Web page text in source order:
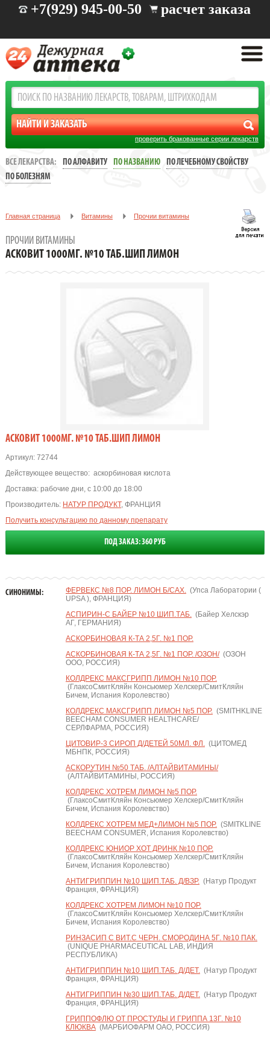
+7(929) 945-00-50 расчет заказа
проверить бракованные серии лекарств
ВСЕ ЛЕКАРСТВА: ПО АЛФАВИТУ ПО НАЗВАНИЮ
ПО ЛЕЧЕБНОМУ СВОЙСТВУ
ПО БОЛЕЗНЯМ
Главная страница Витамины Прочии витамины
ПРОЧИИ ВИТАМИНЫ
АСКОВИТ 1000МГ. №10 ТАБ.ШИП ЛИМОН
АСКОВИТ 1000МГ. №10 ТАБ.ШИП ЛИМОН
Артикул:72744
Действующее вещество: аскорбиновая кислота
Доставка: рабочие дни, с 10:00 до 18:00
Производитель: НАТУР ПРОДУКТ, ФРАНЦИЯ
Получить консультацию по данному препарату
ПОД ЗАКАЗ: 360 РУБ
СИНОНИМЫ: ФЕРВЕКС №8 ПОР. ЛИМОН Б/САХ.(Упса Лаборатории (
UPSA ), ФРАНЦИЯ)
АСПИРИН-С БАЙЕР №10 ШИП.ТАБ.(Байер Хелскэр
АГ, ГЕРМАНИЯ)
АСКОРБИНОВАЯ К-ТА 2,5Г. №1 ПОР.
АСКОРБИНОВАЯ К-ТА 2,5Г. №1 ПОР. /ОЗОН/(ОЗОН
ООО, РОССИЯ)
КОЛДРЕКС МАКСГРИПП ЛИМОН №10 ПОР.
(ГлаксоСмитКляйн Консьюмер Хелскер/СмитКляйн
Бичем, Испания Королевство)
КОЛДРЕКС МАКСГРИПП ЛИМОН №5 ПОР.(SMITHKLINE
BEECHAM CONSUMER HEALTHCARE/
СЕРЛФАРМА, РОССИЯ)
ЦИТОВИР-3 СИРОП Д/ДЕТЕЙ 50МЛ. ФЛ.(ЦИТОМЕД
МБНПК, РОССИЯ)
АСКОРУТИН №50 ТАБ. /АЛТАЙВИТАМИНЫ/
(АЛТАЙВИТАМИНЫ, РОССИЯ)
КОЛДРЕКС ХОТРЕМ ЛИМОН №5 ПОР.
(ГлаксоСмитКляйн Консьюмер Хелскер/СмитКляйн
Бичем, Испания Королевство)
КОЛДРЕКС ХОТРЕМ МЕД+ЛИМОН №5 ПОР.(SMITKLINE
BEECHAM CONSUMER, Испания Королевство)
КОЛДРЕКС ЮНИОР ХОТ ДРИНК №10 ПОР.
(ГлаксоСмитКляйн Консьюмер Хелскер/СмитКляйн
Бичем, Испания Королевство)
АНТИГРИППИН №10 ШИП.ТАБ. Д/ВЗР.(Натур Продукт
Франция, ФРАНЦИЯ)
КОЛДРЕКС ХОТРЕМ ЛИМОН №10 ПОР.
(ГлаксоСмитКляйн Консьюмер Хелскер/СмитКляйн
Бичем, Испания Королевство)
РИНЗАСИП С ВИТ.С ЧЕРН. СМОРОДИНА 5Г. №10 ПАК.
(UNIQUE PHARMACEUTICAL LAB, ИНДИЯ
РЕСПУБЛИКА)
АНТИГРИППИН №10 ШИП.ТАБ. Д/ДЕТ.(Натур Продукт
Франция, ФРАНЦИЯ)
АНТИГРИППИН №30 ШИП.ТАБ. Д/ДЕТ.(Натур Продукт
Франция, ФРАНЦИЯ)
ГРИППОФЛЮ ОТ ПРОСТУДЫ И ГРИППА 13Г. №10
КЛЮКВА(МАРБИОФАРМ ОАО, РОССИЯ)